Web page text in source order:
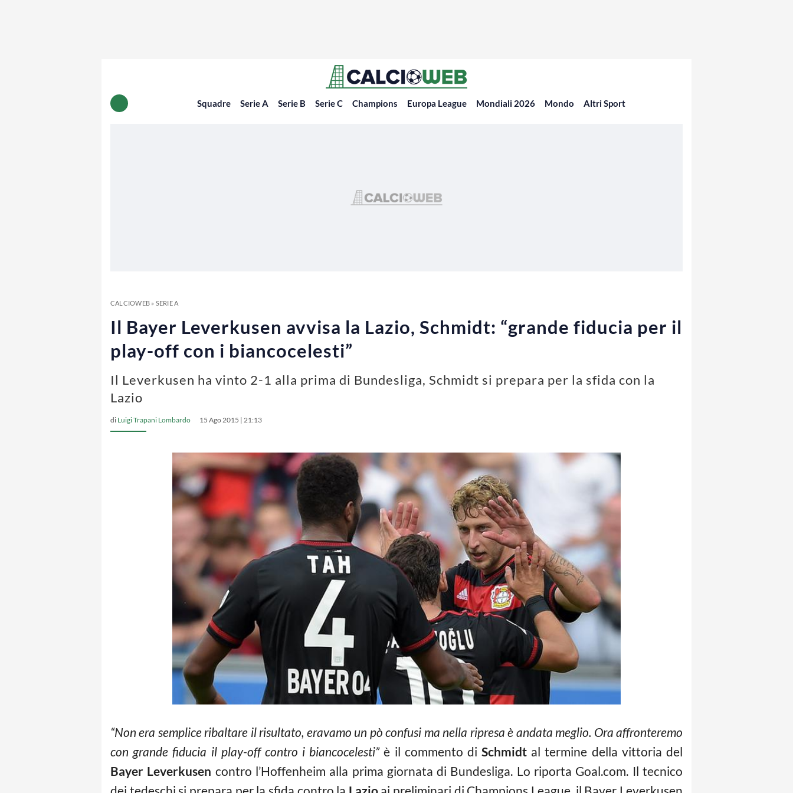
Squadre Serie A Serie B Serie C Champions Europa League Mondiali 2026 Mondo Altri Sport
CALCIOWEB» SERIE A
Il Bayer Leverkusen avvisa la Lazio, Schmidt: “grande fiducia per il
play-off con i biancocelesti”
Il Leverkusen ha vinto 2-1 alla prima di Bundesliga, Schmidt si prepara per la sfida con la
Lazio
di Luigi Trapani Lombardo 15 Ago 2015 | 21:13
“Non era semplice ribaltare il risultato, eravamo un pò confusi ma nella ripresa è andata meglio. Ora affronteremo
con grande fiducia il play-off contro i biancocelesti”è il commento diSchmidt al termine della vittoria del
Bayer Leverkusen contro l’Hoffenheim alla prima giornata di Bundesliga. Lo riporta Goal.com. Il tecnico